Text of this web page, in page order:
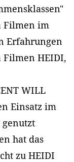
Filmen im
Erfahrungen
HEIDI,
WILL
Einsatz im
hat das
zu HEIDI